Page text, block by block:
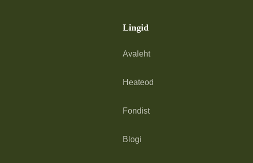
Lingid
Avaleht
Heateod
Fondist
Blogi